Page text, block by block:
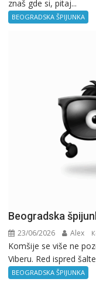
znaš gde si, pitaj...
BEOGRADSKA ŠPIJUNKA
Beogradska
23/06/2026 Alex
Komšije se više ne
Viberu. Red ispred
BEOGRADSKA ŠPIJUNKA